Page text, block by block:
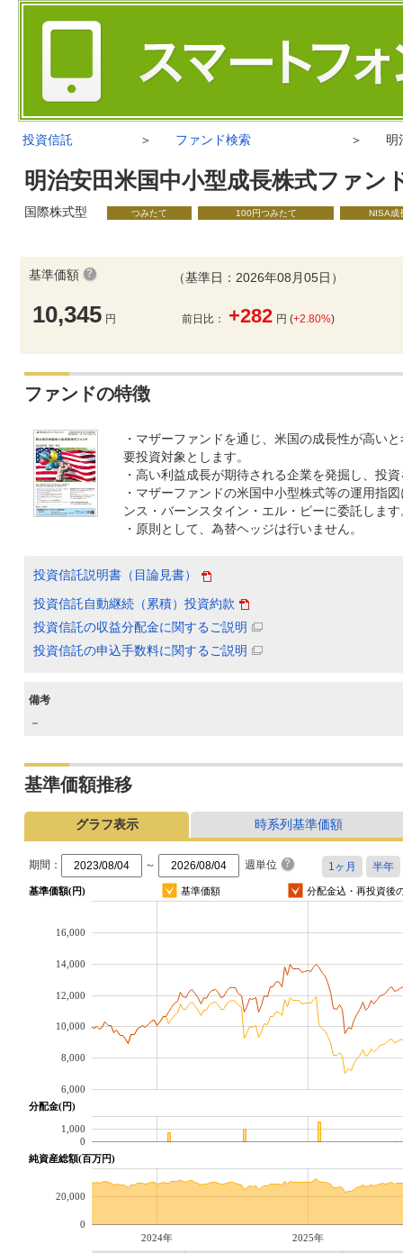
投資信託 ＞ ファンド検索 ＞ 明
明治安田米国中小型成長株式ファン
国際株式型 つみたて 100円つみたて NISA成
基準価額
10,345 円
（基準日：2026年08月05日）
前日比： +282 円 (+2.80%)
ファンドの特徴
・マザーファンドを通じ、米国の成長性が高い
要投資対象とします。
・高い利益成長が期待される企業を発掘し、投
・マザーファンドの米国中小型株式等の運用指
ンス・バーンスタイン・エル・ピーに委託します
・原則として、為替ヘッジは行いません。
投資信託説明書（目論見書）
投資信託自動継続（累積）投資約款
投資信託の収益分配金に関するご説明
投資信託の申込手数料に関するご説明
備考
－
基準価額推移
グラフ表示 時系列基準価額
期間： ～ 週単位
基準価額(円) 基準価額 分配金込・再投資後
6,000
8,000
10,000
12,000
14,000
16,000
分配金(円)
0
1,000
純資産総額(百万円)
2024年 2025年
0
20,000